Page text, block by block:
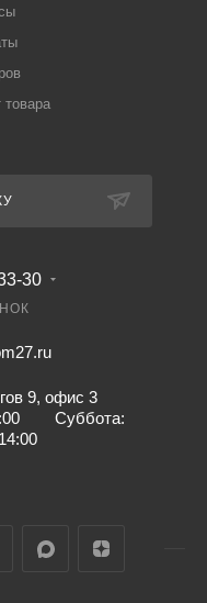
товара
30
9, офис 3
Суббота: